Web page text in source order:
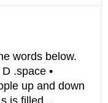
words below.
.space •
up and down
is filled...